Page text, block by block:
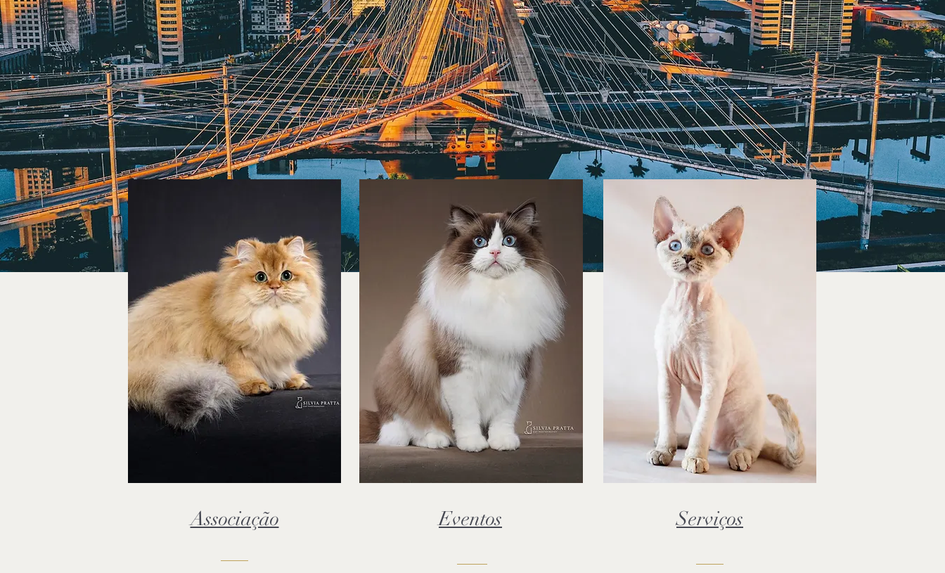
Associação Eventos Serviços